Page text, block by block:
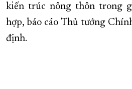
kiến trúc nông thôn trong
hợp, báo cáo Thủ tướng
định.